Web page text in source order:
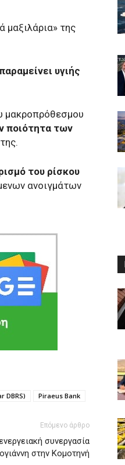
μαξιλάρια» της
υγιής
μακροπρόθεσμου
ποιότητα των
του ρίσκου
ανοιγμάτων
DBRS)
Piraeus Bank
Επόμενο άρθρο
συνεργασία
στην Κομοτηνή